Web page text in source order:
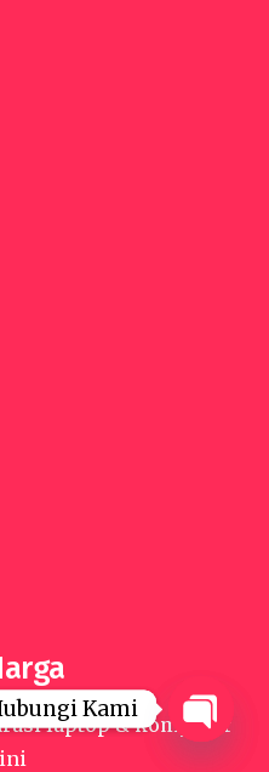
laptop & komputer
Kami
Kami